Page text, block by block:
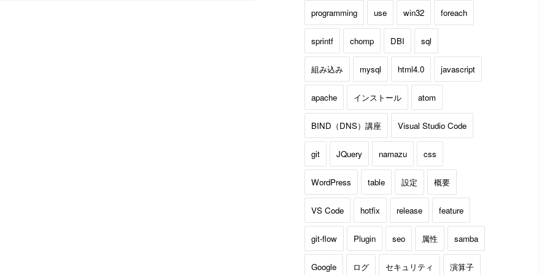
programming use win32 foreach
sprintf chomp DBI sql
組み込み mysql html4.0 javascript
apache インストール atom
BIND（DNS）講座 Visual Studio Code
git JQuery namazu css
WordPress table 設定 概要
VS Code hotfix release feature
git-flow Plugin seo 属性 samba
Google ログ セキュリティ 演算子